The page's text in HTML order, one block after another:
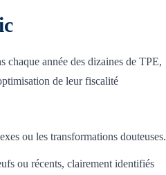
chaque année des dizaines de TPE,
de leur fiscalité
ou les transformations douteuses.
ou récents, clairement identifiés